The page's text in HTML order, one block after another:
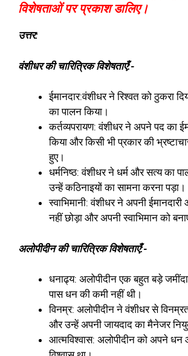
विशेषताओं पर प्रकाश डालिए।
उत्तर:
वंशीधर की चारित्रिक विशेषताएँ:-
ईमानदार:वंशीधर ने रिश्वत को ठुकरा
का पालन किया।
कर्तव्यपरायण: वंशीधर ने अपने पद का
किया और किसी भी प्रकार की
हुए।
धर्मनिष्ठ: वंशीधर ने धर्म और सत्य का
उन्हें कठिनाइयों का सामना करना पड़ा।
स्वाभिमानी: वंशीधर ने अपनी
नहीं छोड़ा और अपनी स्वाभिमान को
अलोपीदीन की चारित्रिक विशेषताएँ:-
धनाढ्य: अलोपीदीन एक बहुत बड़े
पास धन की कमी नहीं थी।
विनम्र: अलोपीदीन ने वंशीधर से
और उन्हें अपनी जायदाद का मैनेजर
आत्मविश्वास: अलोपीदीन को अपने धन